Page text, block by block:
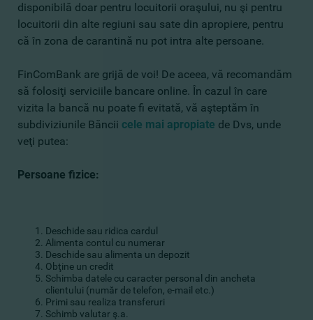
disponibilă doar pentru locuitorii oraşului, nu şi pentru
locuitorii din alte regiuni sau sate din apropiere, pentru
că în zona de carantină nu pot intra alte persoane.
FinComBank are grijă de voi! De aceea, vă recomandăm
să folosiţi serviciile bancare online. În cazul în care
vizita la bancă nu poate fi evitată, vă aşteptăm în
subdiviziunile Băncii cele mai apropiate de Dvs, unde
veţi putea:
Persoane fizice:
Deschide sau ridica cardul
Alimenta contul cu numerar
Deschide sau alimenta un depozit
Obţine un credit
Schimba datele cu caracter personal din ancheta
clientului (număr de telefon, e-mail etc.)
Primi sau realiza transferuri
Schimb valutar ş.a.